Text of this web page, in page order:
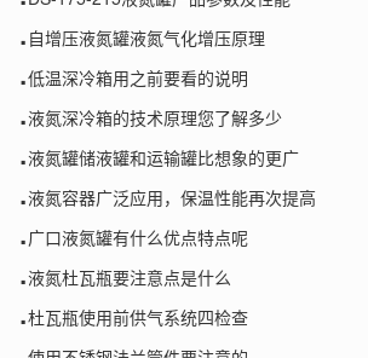
. 自增压液氮罐液氮气化增压原理
.低温深冷箱用之前要看的说明
.液氮深冷箱的技术原理您了解多少
.液氮罐储液罐和运输罐比想象的更广
.液氮容器广泛应用，保温性能再次提高
.广口液氮罐有什么优点特点呢
.液氮杜瓦瓶要注意点是什么
.杜瓦瓶使用前供气系统四检查